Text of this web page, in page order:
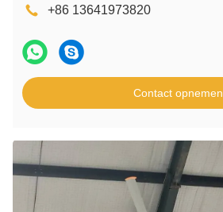
+86 13641973820
Contact opnemen